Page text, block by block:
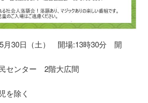
30日（土） 開場:13時30分 開
ンター 2階大広間
除く